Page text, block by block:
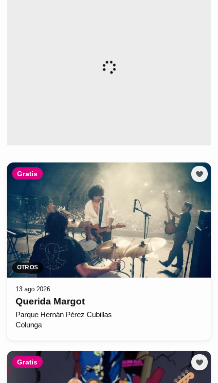
Gratis
OTROS
13 ago 2026
Querida Margot
Parque Hernán Pérez Cubillas
Colunga
Gratis